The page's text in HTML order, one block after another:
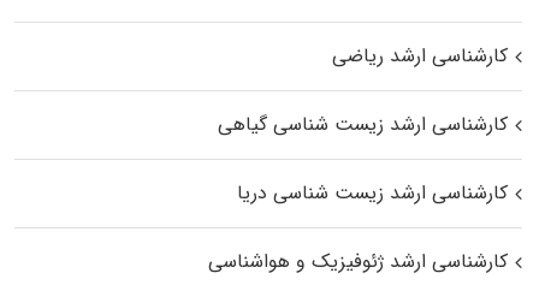
کارشناسی ارشد ریاضی
کارشناسی ارشد زیست‌ شناسی گیاهی
کارشناسی ارشد زیست‌ شناسی دریا
کارشناسی ارشد ژئوفیزیک و هواشناسی